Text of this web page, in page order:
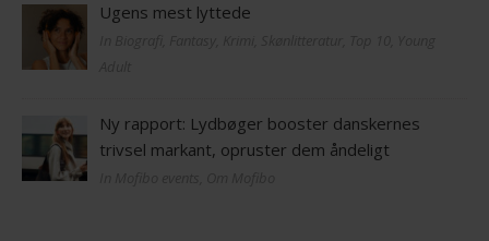
Ugens mest lyttede
Ny rapport: Lydbøger booster danskernes
trivsel markant, opruster dem åndeligt